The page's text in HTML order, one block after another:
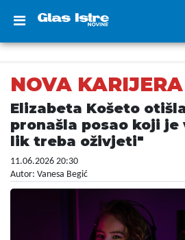
NOVA KARIJERA
Elizabeta Košeto
pronašla posao koji je
lik treba oživjeti"
11.06.2026 20:30
Autor: Vanesa Begić